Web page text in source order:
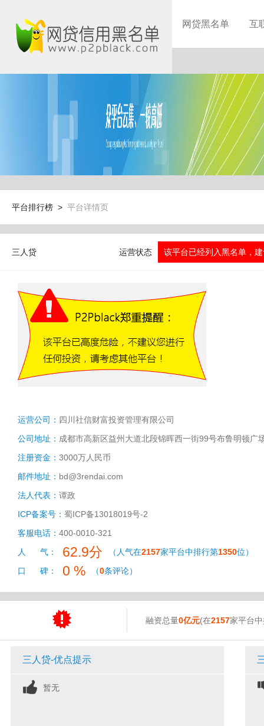
网贷黑名单 互
平台排行榜 > 平台详情页
三人贷 运营状态 该平台已经列入黑名单，
运营公司： 四川社信财富投资管理有限公司
公司地址： 成都市高新区益州大道北段锦晖西一街99号布鲁明顿广
注册资金： 3000万人民币
邮件地址： bd@3rendai.com
法人代表： 谭政
ICP备案号： 蜀ICP备13018019号-2
客服电话： 400-0010-321
人 气：
62.9分 （人气在2157家平台中排行第1350位）
口 碑：
0 % （0条评论）
融资总量0亿元(在2157家平台
三人贷-优点提示
暂无